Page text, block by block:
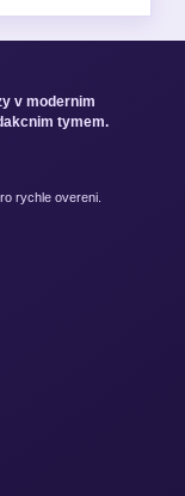
v modernim
tymem.
rychle overeni.